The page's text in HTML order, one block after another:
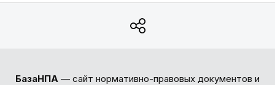
БазаНПА — сайт нормативно-правовых документов и